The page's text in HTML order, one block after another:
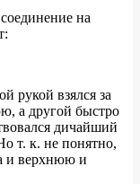
на
рукой взялся за
а другой быстро
дичайший
т. к. не понятно,
и верхнюю и